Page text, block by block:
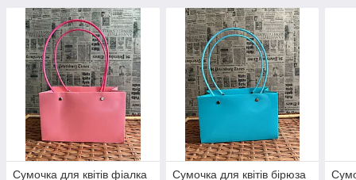
Сумочка для квітів фіалка
Сумочка для квітів бірюза